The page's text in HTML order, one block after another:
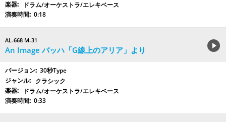
ドラム/オーケストラ/エレキベース
0:18
AL-668 M-31
An Image バッハ「G線上のアリア」より
30秒Type
クラシック
ドラム/オーケストラ/エレキベース
0:33